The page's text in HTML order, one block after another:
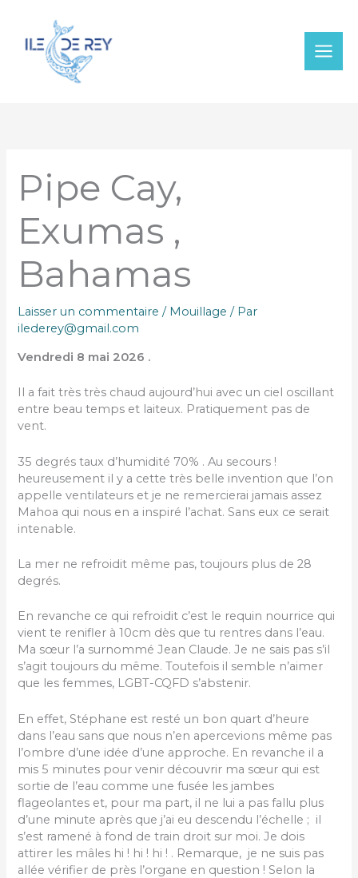
contenu
Pipe Cay,
Exumas ,
Bahamas
Laisser un commentaire / Mouillage / Par
ilederey@gmail.com
Vendredi 8 mai 2026 .
Il a fait très très chaud aujourd’hui avec un ciel oscillant
entre beau temps et laiteux. Pratiquement pas de
vent.
35 degrés taux d’humidité 70% . Au secours !
heureusement il y a cette très belle invention que l’on
appelle ventilateurs et je ne remercierai jamais assez
Mahoa qui nous en a inspiré l’achat. Sans eux ce serait
intenable.
La mer ne refroidit même pas, toujours plus de 28
degrés.
En revanche ce qui refroidit c’est le requin nourrice qui
vient te renifler à 10cm dès que tu rentres dans l’eau.
Ma sœur l’a surnommé Jean Claude. Je ne sais pas s’il
s’agit toujours du même. Toutefois il semble n’aimer
que les femmes, LGBT-CQFD s’abstenir.
En effet, Stéphane est resté un bon quart d’heure
dans l’eau sans que nous n’en apercevions même pas
l’ombre d’une idée d’une approche. En revanche il a
mis 5 minutes pour venir découvrir ma sœur qui est
sortie de l’eau comme une fusée les jambes
flageolantes et, pour ma part, il ne lui a pas fallu plus
d’une minute après que j’ai eu descendu l’échelle ; il
s’est ramené à fond de train droit sur moi. Je dois
attirer les mâles hi ! hi ! hi ! . Remarque, je ne suis pas
allée vérifier de près l’organe en question ! Selon la